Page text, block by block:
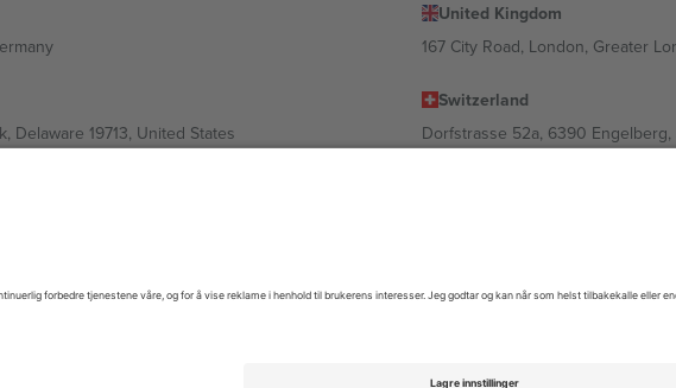
United Kingdom
167 City Road, London, Greater
Delaware 19713, United States
Switzerland
Dorfstrasse 52a, 6390 Engelberg,
55, 1606 Sofia, Bulgaria
06700 Ciudad de México, CDMX, Mexico
reservert.